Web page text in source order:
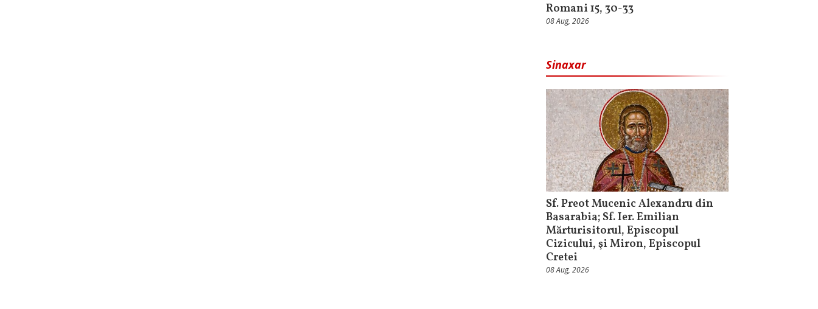
Romani 15, 30-33
08 Aug, 2026
Sinaxar
Sf. Preot Mucenic Alexandru din
Basarabia; Sf. Ier. Emilian
Mărturisitorul, Episcopul
Cizicului, şi Miron, Episcopul
Cretei
08 Aug, 2026